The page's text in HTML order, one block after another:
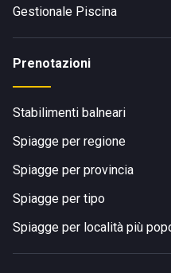
Gestionale Piscina
Prenotazioni
Stabilimenti balneari
Spiagge per regione
Spiagge per provincia
Spiagge per tipo
Spiagge per località più